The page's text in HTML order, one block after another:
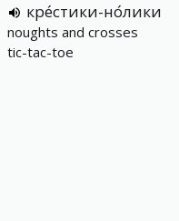
кре́стики-но́лики
noughts and crosses
tic-tac-toe